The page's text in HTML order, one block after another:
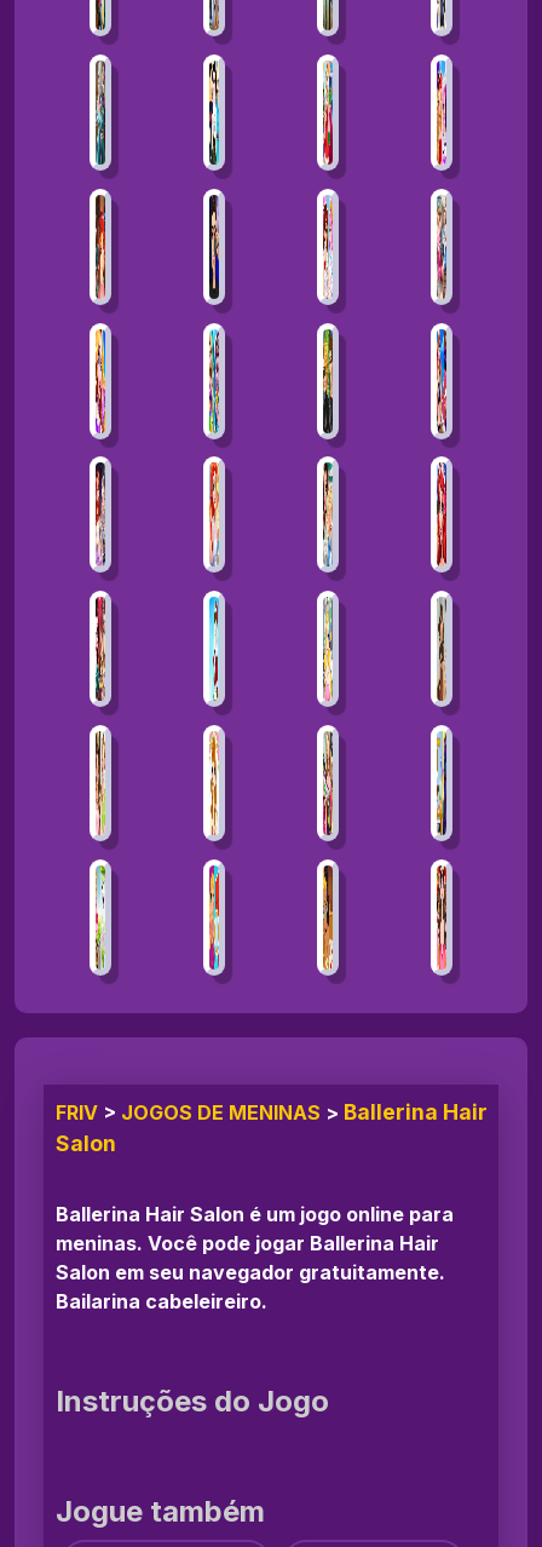
FRIV > JOGOS DE MENINAS > Ballerina Hair
Salon
Ballerina Hair Salon é um jogo online para
meninas. Você pode jogar Ballerina Hair
Salon em seu navegador gratuitamente.
Bailarina cabeleireiro.
Instruções do Jogo
Jogue também